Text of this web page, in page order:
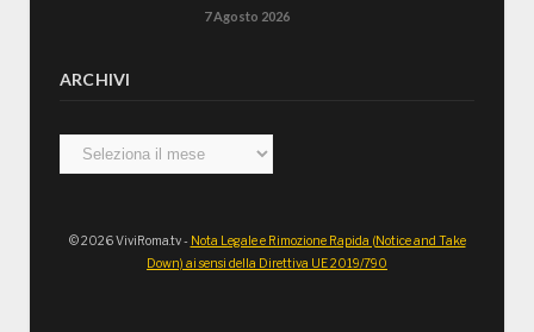
7 Agosto 2026
ARCHIVI
Archivi
© 2026 ViviRoma.tv - Nota Legale e Rimozione Rapida (Notice and Take
Down) ai sensi della Direttiva UE 2019/790